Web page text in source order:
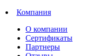
Компания
О компании
Сертификаты
Партнеры